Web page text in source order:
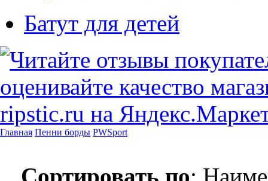
Батут для детей
Главная Пенни борды PWSport